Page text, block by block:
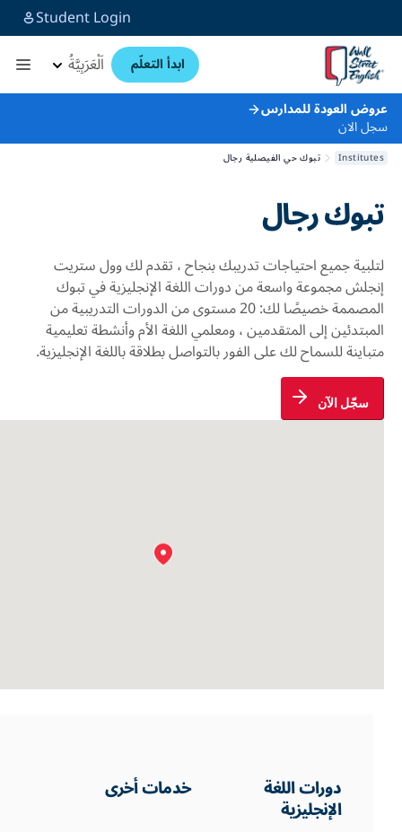
Student Login
ابدأ التعلّم اَلْعَرَبِيَّةُ
العودة للمدارس
الان
تبوك حي الفيصلية رجال
رجال
جميع احتياجات تدريبك بنجاح ، تقدم لك وول ستريت
مجموعة واسعة من دورات اللغة الإنجليزية في تبوك
المصممة خصيصًا لك: 20 مستوى من الدورات التدريبية من
إلى المتقدمين ، ومعلمي اللغة الأم وأنشطة تعليمية
للسماح لك على الفور بالتواصل بطلاقة باللغة الإنجليزية.
سجّل الآن
دورات اللغة
الإنجليزية
خدمات أخرى